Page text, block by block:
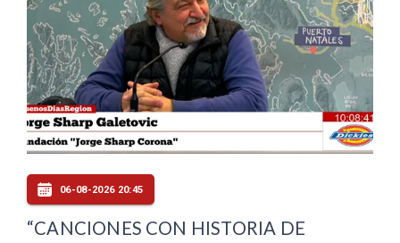
06-08-2026 20:45
“CANCIONES CON HISTORIA DE